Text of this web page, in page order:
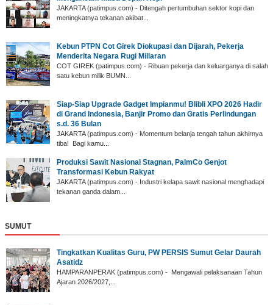
JAKARTA (patimpus.com) - Ditengah pertumbuhan sektor kopi dan
meningkatnya tekanan akibat...
Kebun PTPN Cot Girek Diokupasi dan Dijarah, Pekerja
Menderita Negara Rugi Miliaran
COT GIREK (patimpus.com) - Ribuan pekerja dan keluarganya di salah
satu kebun milik BUMN...
Siap-Siap Upgrade Gadget Impianmu! Blibli XPO 2026 Hadir
di Grand Indonesia, Banjir Promo dan Gratis Perlindungan
s.d. 36 Bulan
JAKARTA (patimpus.com) - Momentum belanja tengah tahun akhirnya
tiba! Bagi kamu...
Produksi Sawit Nasional Stagnan, PalmCo Genjot
Transformasi Kebun Rakyat
JAKARTA (patimpus.com) - Industri kelapa sawit nasional menghadapi
tekanan ganda dalam...
SUMUT
‎Tingkatkan Kualitas Guru, PW PERSIS Sumut Gelar Daurah
Asatidz
‎HAMPARANPERAK (patimpus.com) - Mengawali pelaksanaan Tahun
Ajaran 2026/2027,...